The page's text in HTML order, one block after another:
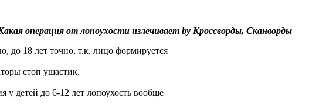
операция от лопоухости излечивает by Кроссворды, Сканворды
до 18 лет точно, т.к. лицо формируется
стоп ушастик.
у детей до 6-12 лет лопоухость вообще